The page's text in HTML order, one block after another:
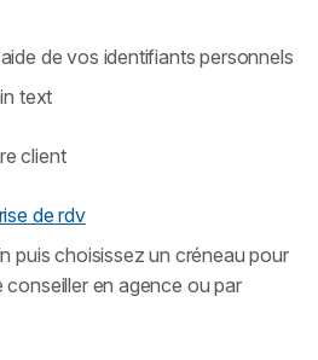
de vos identifiants personnels
text
client
de rdv
puis choisissez un créneau pour
en agence ou par